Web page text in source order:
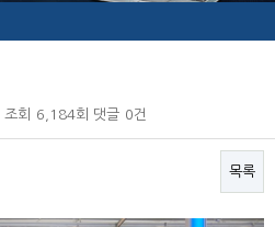
조회 6,184회 댓글 0건
목록